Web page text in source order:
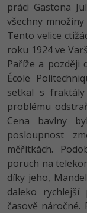
práci Gastona
všechny
Tento velice
roku 1924 ve
Paříže a později
École
setkal s
problému
Cena bavlny
posloupnost
měřítkách.
poruch na
díky jeho,
daleko
časově